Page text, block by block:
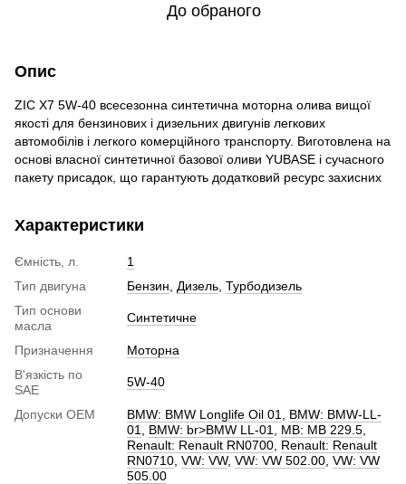
До обраного
Опис
ZIC X7 5W-40 всесезонна синтетична моторна олива вищої
якості для бензинових і дизельних двигунів легкових
автомобілів і легкого комерційного транспорту. Виготовлена на
основі власної синтетичної базової оливи YUBASE і сучасного
пакету присадок, що гарантують додатковий ресурс захисних
Характеристики
Ємність, л.
1
Тип двигуна
Бензин Дизель Турбодизель
Тип основи
масла
Синтетичне
Призначення
Моторна
В'язкість по
SAE
5W-40
Допуски ОЕМ BMW: BMW Longlife Oil 01
BMW: BMW-LL-
01
BMW: br>BMW LL-01 MB: MB 229.5
Renault: Renault RN0700 Renault: Renault
RN0710 VW: VW, VW: VW 502.00 VW: VW
505.00